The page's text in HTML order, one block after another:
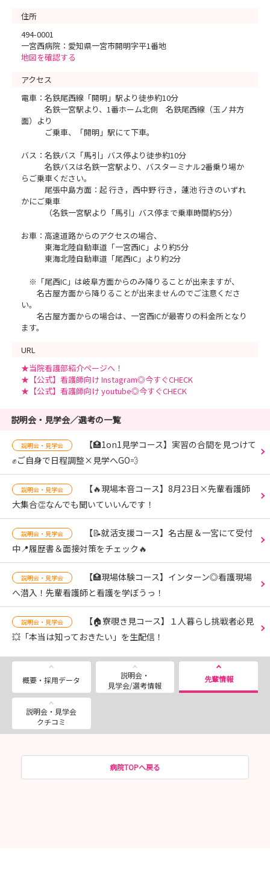
住所
494-0001
一宮西病院：愛知県一宮市開明字平1番地
地図を確認する
アクセス
電車：名鉄尾西線「開明」駅より徒歩約10分
名鉄一宮駅より、1番ホーム北側 名鉄尾西線（玉ノ井方
面）より
ご乗車、「開明」駅にて下車。
バス：名鉄バス「馬引」バス停より徒歩約10分
名鉄バスは名鉄一宮駅より、バスターミナル2番乗り場か
らご乗車ください。
尾張中島方面：起 行き，西中野 行き，蓮池 行きのいずれ
かにご乗車
（名鉄一宮駅より「馬引」バス停まで乗車時間約5分）
お車：高速道路からのアクセスの場合、
東海北陸自動車道「一宮西IC」より約5分
東海北陸自動車道「尾西IC」より約2分
※「尾西IC」は岐阜方面からのみ降りることが出来ますが、
名古屋方面から降りることが出来ませんのでご注意くださ
い。
名古屋方面からの場合は、一宮西ICが最寄りの料金所となり
ます。
URL
★当院看護部紹介ページへ！
★【公式】看護師向け Instagram◎今すぐCHECK
★【公式】看護師向け youtube◎今すぐCHECK
説明会・見学会／選考の一覧
説明会・見学会
【🏥1on1見学コース】実習の合間を見つけて
✊ご自身で日程調整×見学へGO💨
説明会・見学会
【🔥現場本音コース】8月23日×先輩看護師
大集合👏なんでも聞いていいんです！
説明会・見学会
【📝就活支援コース】名古屋＆一宮にて受付
中📍履歴書＆面接対策をチェック🔥
説明会・見学会
【🏥現場体験コース】インターン◎看護現場
へ潜入！先輩看護師と看護を学ぼうっ！
説明会・見学会
【🏠寮覗き見コース】１人暮らし挑戦者必見
💥「本当は知っておきたい」を生配信！
概要・採用データ
説明会・
見学会/選考情報
先輩情報
説明会・見学会
クチコミ
病院TOPへ戻る